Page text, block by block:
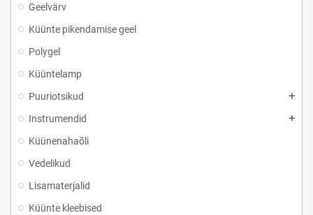
Geelvärv
Küünte pikendamise geel
Polygel
Küüntelamp
Puuriotsikud
Instrumendid
Küünenahaõli
Vedelikud
Lisamaterjalid
Küünte kleebised